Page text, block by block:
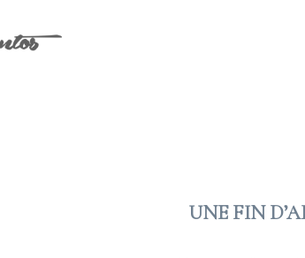
UNE FIN